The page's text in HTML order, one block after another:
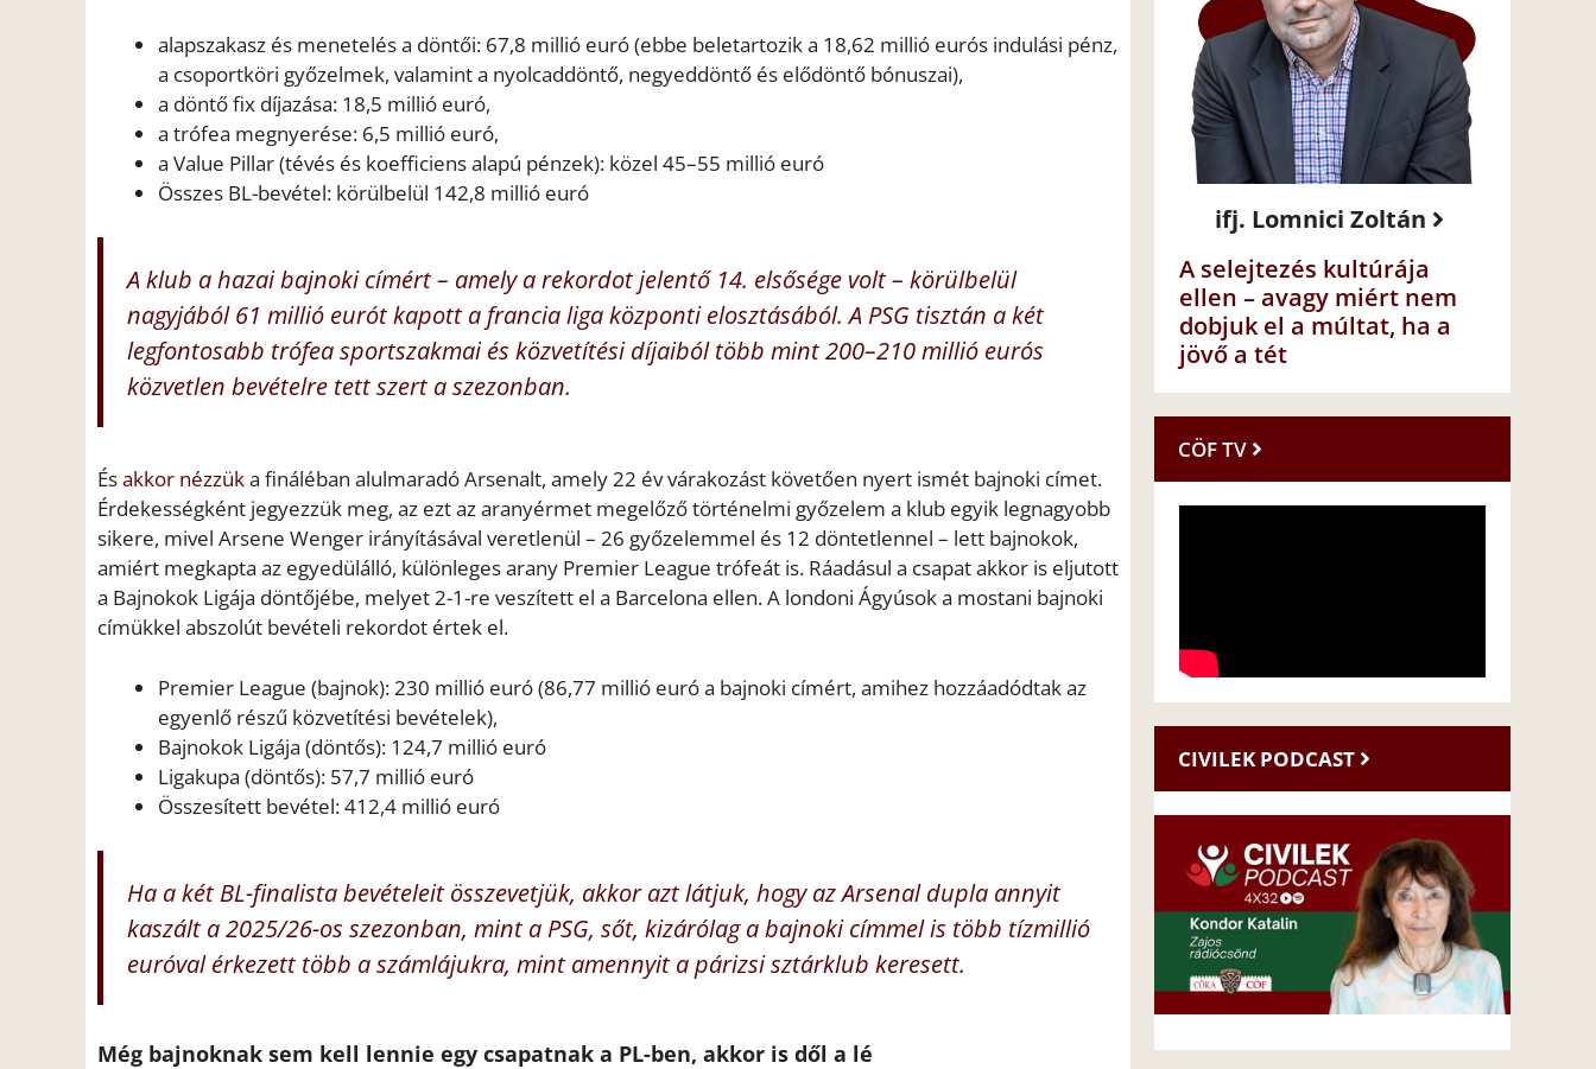
alapszakasz és menetelés a döntői: 67,8 millió euró (ebbe beletartozik a 18,62 millió eurós indulási pénz,
a csoportköri győzelmek, valamint a nyolcaddöntő, negyeddöntő és elődöntő bónuszai),
a döntő fix díjazása: 18,5 millió euró,
a trófea megnyerése: 6,5 millió euró,
a Value Pillar (tévés és koefficiens alapú pénzek): közel 45–55 millió euró
Összes BL-bevétel: körülbelül 142,8 millió euró
A klub a hazai bajnoki címért – amely a rekordot jelentő 14. elsősége volt – körülbelül
nagyjából 61 millió eurót kapott a francia liga központi elosztásából. A PSG tisztán a két
legfontosabb trófea sportszakmai és közvetítési díjaiból több mint 200–210 millió eurós
közvetlen bevételre tett szert a szezonban.
Ésakkor nézzüka fináléban alulmaradó Arsenalt, amely 22 év várakozást követően nyert ismét bajnoki címet.
Érdekességként jegyezzük meg, az ezt az aranyérmet megelőző történelmi győzelem a klub egyik legnagyobb
sikere, mivel Arsene Wenger irányításával veretlenül – 26 győzelemmel és 12 döntetlennel – lett bajnokok,
amiért megkapta az egyedülálló, különleges arany Premier League trófeát is. Ráadásul a csapat akkor is eljutott
a Bajnokok Ligája döntőjébe, melyet 2-1-re veszített el a Barcelona ellen. A londoni Ágyúsok a mostani bajnoki
címükkel abszolút bevételi rekordot értek el.
Premier League (bajnok): 230 millió euró (86,77 millió euró a bajnoki címért, amihez hozzáadódtak az
egyenlő részű közvetítési bevételek),
Bajnokok Ligája (döntős): 124,7 millió euró
Ligakupa (döntős): 57,7 millió euró
Összesített bevétel: 412,4 millió euró
Ha a két BL-finalista bevételeit összevetjük, akkor azt látjuk, hogy az Arsenal dupla annyit
kaszált a 2025/26-os szezonban, mint a PSG, sőt, kizárólag a bajnoki címmel is több tízmillió
euróval érkezett több a számlájukra, mint amennyit a párizsi sztárklub keresett.
Még bajnoknak sem kell lennie egy csapatnak a PL-ben, akkor is dől a lé
ifj. Lomnici Zoltán
A selejtezés kultúrája
ellen – avagy miért nem
dobjuk el a múltat, ha a
jövő a tét
CÖF TV
CIVILEK PODCAST